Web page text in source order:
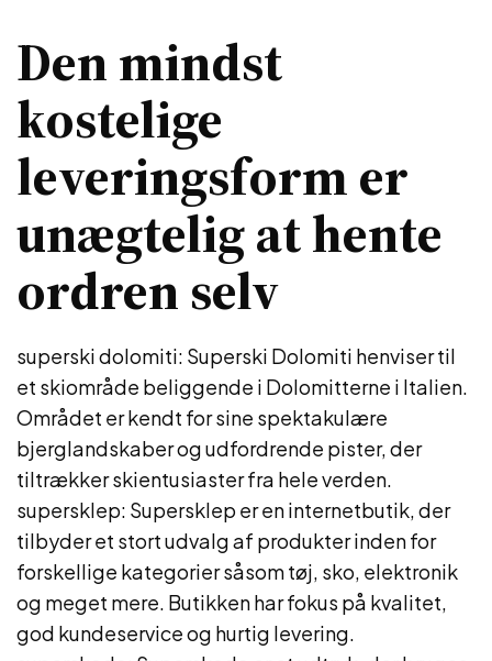
Den mindst
kostelige
leveringsform er
unægtelig at hente
ordren selv
superski dolomiti: Superski Dolomiti henviser til
et skiområde beliggende i Dolomitterne i Italien.
Området er kendt for sine spektakulære
bjerglandskaber og udfordrende pister, der
tiltrækker skientusiaster fra hele verden.
supersklep: Supersklep er en internetbutik, der
tilbyder et stort udvalg af produkter inden for
forskellige kategorier såsom tøj, sko, elektronik
og meget mere. Butikken har fokus på kvalitet,
god kundeservice og hurtig levering.